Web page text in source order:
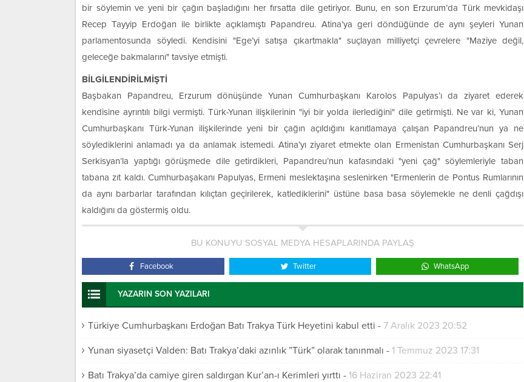
bir söylemin ve yeni bir çağın başladığını her fırsatta dile getiriyor. Bunu, en son Erzurum’da Türk mevkidaşı
Recep Tayyip Erdoğan ile birlikte açıklamıştı Papandreu. Atina’ya geri döndüğünde de aynı şeyleri Yunan
parlamentosunda söyledi. Kendisini "Ege’yi satışa çıkartmakla" suçlayan milliyetçi çevrelere "Maziye değil,
geleceğe bakmalarını" tavsiye etmişti.
BİLGİLENDİRİLMİŞTİ
Başbakan Papandreu, Erzurum dönüşünde Yunan Cumhurbaşkanı Karolos Papulyas’ı da ziyaret ederek
kendisine ayrıntılı bilgi vermişti. Türk-Yunan ilişkilerinin "iyi bir yolda ilerlediğini" dile getirmişti. Ne var ki, Yunan
Cumhurbaşkanı Türk-Yunan ilişkilerinde yeni bir çağın açıldığını kanıtlamaya çalışan Papandreu’nun ya ne
söylediklerini anlamadı ya da anlamak istemedi. Atina’yı ziyaret etmekte olan Ermenistan Cumhurbaşkanı Serj
Serkisyan’la yaptığı görüşmede dile getirdikleri, Papandreu’nun kafasındaki "yeni çağ" söylemleriyle taban
tabana zıt kaldı. Cumhurbaşakanı Papulyas, Ermeni meslektaşına seslenirken "Ermenlerin de Pontus Rumlarının
da aynı barbarlar tarafından kılıçtan geçirilerek, katlediklerini" üstüne basa basa söylemekle ne denli çağdışı
kaldığını da göstermiş oldu.
BU KONUYU SOSYAL MEDYA HESAPLARINDA PAYLAŞ
Facebook Twitter WhatsApp
YAZARIN SON YAZILARI
Türkiye Cumhurbaşkanı Erdoğan Batı Trakya Türk Heyetini kabul etti - 7 Aralık 2023 20:52
Yunan siyasetçi Valden: Batı Trakya’daki azınlık ”Türk” olarak tanınmalı - 1 Temmuz 2023 17:31
Batı Trakya’da camiye giren saldırgan Kur’an-ı Kerimleri yırttı - 16 Haziran 2023 22:41